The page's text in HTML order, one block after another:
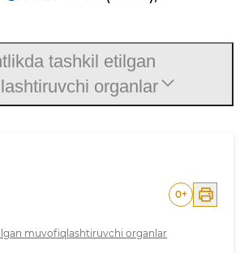
muvofiqlashtiruvchi organlar
0+
tashkil etilgan
organlar